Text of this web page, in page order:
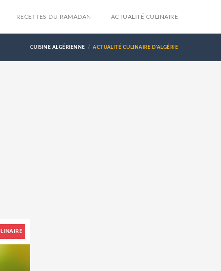
RECETTES DU RAMADAN ACTUALITÉ CULINAIRE
CUISINE ALGÉRIENNE ACTUALITÉ CULINAIRE D'ALGÉRIE